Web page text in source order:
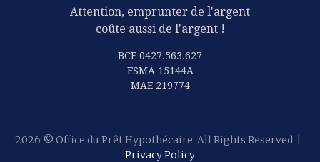
Attention, emprunter de l'argent
coûte aussi de l'argent !
BCE 0427.563.627
FSMA 15144A
MAE 219774
2026 © Office du Prêt Hypothécaire. All Rights Reserved
Privacy Policy